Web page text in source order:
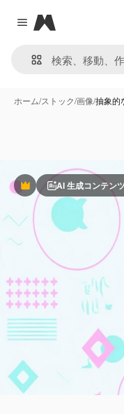
Close menu
Magnific
ホーム/ストック/画像/抽象的
PremiumAI 生成コンテンツ